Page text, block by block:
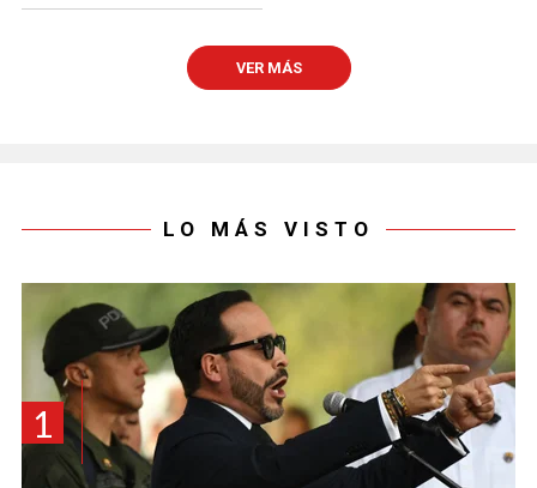
VER MÁS
LO MÁS VISTO
1